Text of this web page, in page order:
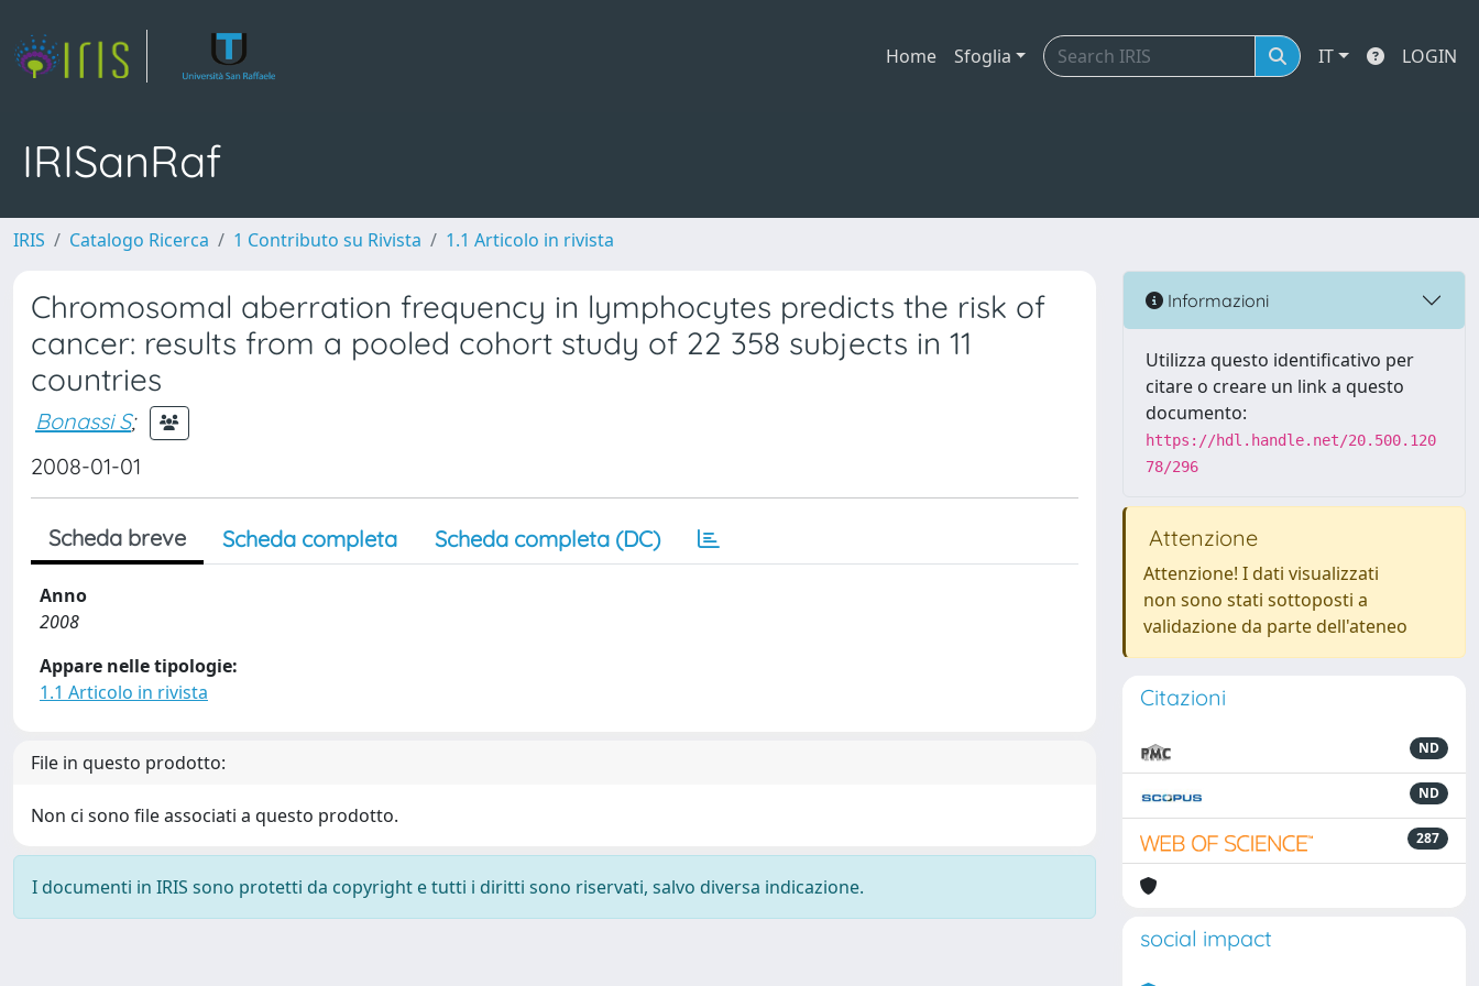
Home Sfoglia IT LOGIN
IRISanRaf
IRIS Catalogo Ricerca 1 Contributo su Rivista 1.1 Articolo in rivista
Chromosomal aberration frequency in lymphocytes predicts the risk of
cancer: results from a pooled cohort study of 22 358 subjects in 11
countries
Bonassi S;
2008-01-01
Scheda breve Scheda completa Scheda completa (DC)
Anno
2008
Appare nelle tipologie:
1.1 Articolo in rivista
File in questo prodotto:
Non ci sono file associati a questo prodotto.
I documenti in IRIS sono protetti da copyright e tutti i diritti sono riservati, salvo diversa indicazione.
Informazioni
Utilizza questo identificativo per
citare o creare un link a questo
documento:
https://hdl.handle.net/20.500.120
78/296
Attenzione
Attenzione! I dati visualizzati
non sono stati sottoposti a
validazione da parte dell'ateneo
Citazioni
ND
ND
287
social impact